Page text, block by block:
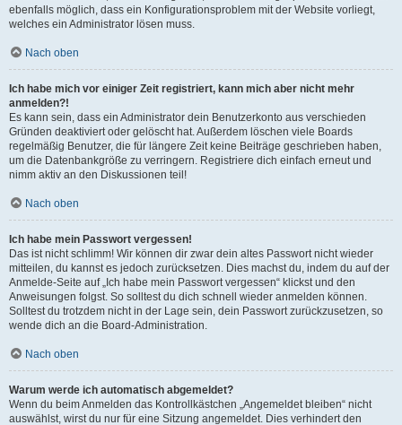
ebenfalls möglich, dass ein Konfigurationsproblem mit der Website vorliegt,
welches ein Administrator lösen muss.
Nach oben
Ich habe mich vor einiger Zeit registriert, kann mich aber nicht mehr
anmelden?!
Es kann sein, dass ein Administrator dein Benutzerkonto aus verschieden
Gründen deaktiviert oder gelöscht hat. Außerdem löschen viele Boards
regelmäßig Benutzer, die für längere Zeit keine Beiträge geschrieben haben,
um die Datenbankgröße zu verringern. Registriere dich einfach erneut und
nimm aktiv an den Diskussionen teil!
Nach oben
Ich habe mein Passwort vergessen!
Das ist nicht schlimm! Wir können dir zwar dein altes Passwort nicht wieder
mitteilen, du kannst es jedoch zurücksetzen. Dies machst du, indem du auf der
Anmelde-Seite auf „Ich habe mein Passwort vergessen“ klickst und den
Anweisungen folgst. So solltest du dich schnell wieder anmelden können.
Solltest du trotzdem nicht in der Lage sein, dein Passwort zurückzusetzen, so
wende dich an die Board-Administration.
Nach oben
Warum werde ich automatisch abgemeldet?
Wenn du beim Anmelden das Kontrollkästchen „Angemeldet bleiben“ nicht
auswählst, wirst du nur für eine Sitzung angemeldet. Dies verhindert den